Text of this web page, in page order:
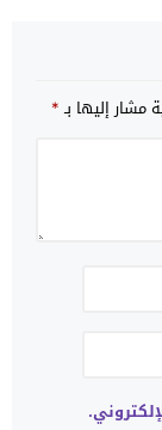
مشار إليها بـ*